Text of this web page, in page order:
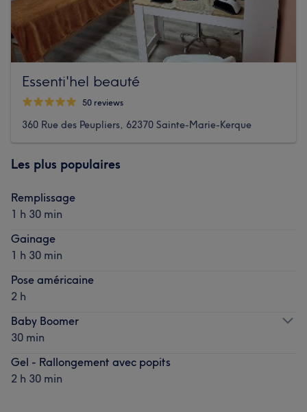
Essenti'hel beauté
50 reviews
360 Rue des Peupliers, 62370 Sainte-Marie-Kerque
Les plus populaires
Remplissage
1 h 30 min
Gainage
1 h 30 min
Pose américaine
2 h
Baby Boomer
30 min
Gel - Rallongement avec popits
2 h 30 min